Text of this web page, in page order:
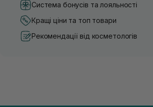
Система бонусів та лояльності
Кращі ціни та топ товари
Рекомендації від косметологів